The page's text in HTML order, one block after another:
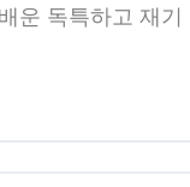
운 독특하고 재